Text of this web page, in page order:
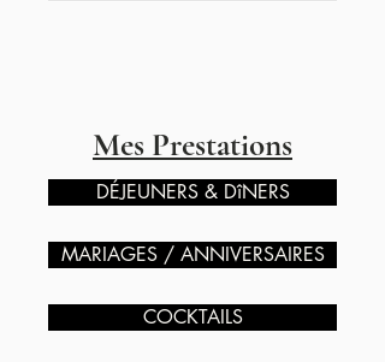
Mes Prestations
DÉJEUNERS & DîNERS
MARIAGES / ANNIVERSAIRES
COCKTAILS